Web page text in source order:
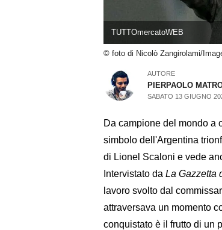
TUTTOmercatoWEB
© foto di Nicolò Zangirolami/
AUTORE
PIERPAOLO
SABATO 13 GIUGNO
Da campione del mondo a
simbolo dell'Argentina
di Lionel Scaloni e vede
Intervistato da La Gazzetta
lavoro svolto dal
attraversava un momento
conquistato è il frutto di un